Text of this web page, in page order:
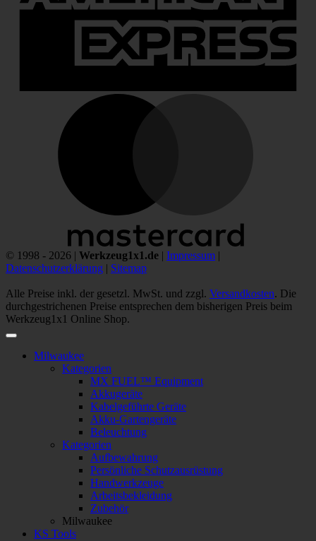
© 1998 - 2026 | Werkzeug1x1.de | Impressum |
Datenschutzerklärung | Sitemap
Alle Preise inkl. der gesetzl. MwSt. und zzgl. Versandkosten. Die
durchgestrichenen Preise entsprechen dem bisherigen Preis beim
Werkzeug1x1 Online Shop.
Milwaukee
Kategorien
MX FUEL™ Equipment
Akkugeräte
Kabelgeführte Geräte
Akku-Gartengeräte
Beleuchtung
Kategorien
Aufbewahrung
Persönliche Schutzausrüstung
Handwerkzeuge
Arbeitsbekleidung
Zubehör
Milwaukee
KS Tools